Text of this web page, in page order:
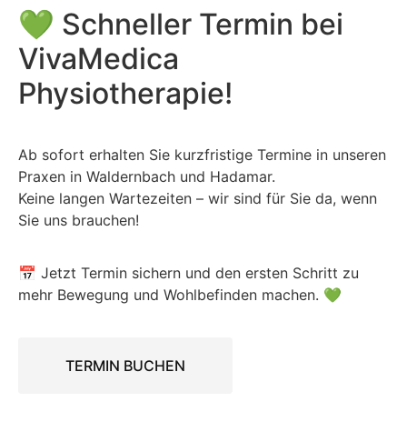
💚 Schneller Termin bei
VivaMedica
Physiotherapie!
Ab sofort erhalten Sie kurzfristige Termine in unseren
Praxen in Waldernbach und Hadamar.
Keine langen Wartezeiten – wir sind für Sie da, wenn
Sie uns brauchen!
📅 Jetzt Termin sichern und den ersten Schritt zu
mehr Bewegung und Wohlbefinden machen. 💚
TERMIN BUCHEN